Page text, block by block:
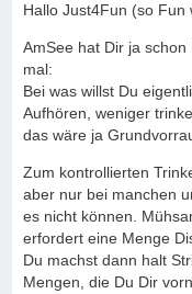
Hallo Just4Fun (so Fun
AmSee hat Dir ja
mal:
Bei was willst Du
Aufhören, weniger
das wäre ja
Zum kontrollierten
aber nur bei manchen
es nicht können.
erfordert eine Menge
Du machst dann halt
Mengen, die Du Dir